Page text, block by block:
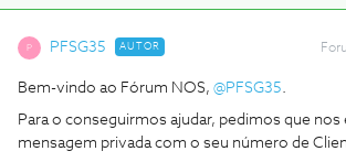
P PFSG35 AUTOR
Bem-vindo ao Fórum NOS, @PFSG35.
Para o conseguirmos ajudar, pedimos que nos
mensagem privada com o seu número de